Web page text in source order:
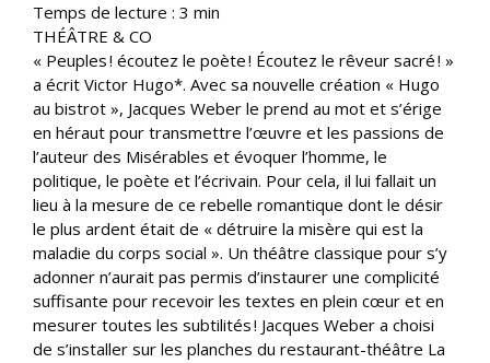
Temps de lecture : 3 min
THÉÂTRE & CO
« Peuples ! écoutez le poète ! Écoutez le rêveur sacré ! »
a écrit Victor Hugo*. Avec sa nouvelle création « Hugo
au bistrot », Jacques Weber le prend au mot et s’érige
en héraut pour transmettre l’œuvre et les passions de
l’auteur des Misérables et évoquer l’homme, le
politique, le poète et l’écrivain. Pour cela, il lui fallait un
lieu à la mesure de ce rebelle romantique dont le désir
le plus ardent était de « détruire la misère qui est la
maladie du corps social ». Un théâtre classique pour s’y
adonner n’aurait pas permis d’instaurer une complicité
suffisante pour recevoir les textes en plein cœur et en
mesurer toutes les subtilités ! Jacques Weber a choisi
de s’installer sur les planches du restaurant-théâtre La